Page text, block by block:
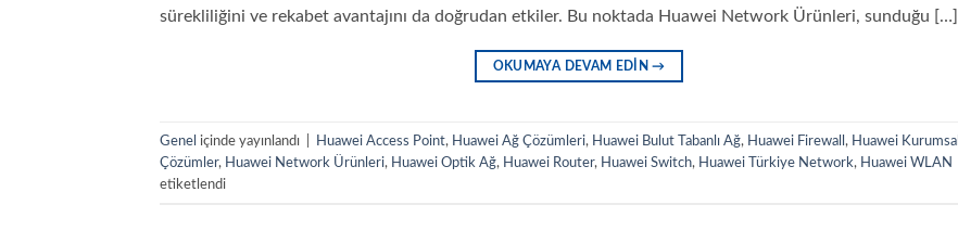
sürekliliğini ve rekabet avantajını da doğrudan etkiler. Bu noktada Huawei Network Ürünleri, sunduğu […]
OKUMAYA DEVAM EDIN→
Genel içinde yayınlandı Huawei Access Point, Huawei Ağ Çözümleri, Huawei Bulut Tabanlı Ağ, Huawei Firewall , Huawei Kurumsal
Çözümler, Huawei Network Ürünleri, Huawei Optik Ağ, Huawei Router, Huawei Switch, Huawei Türkiye Network, Huawei WLAN
etiketlendi